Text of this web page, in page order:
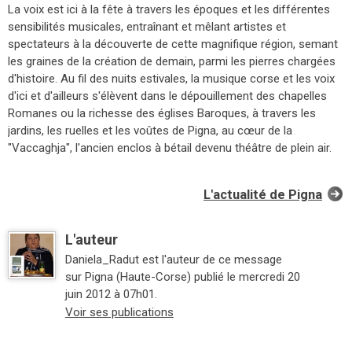
La voix est ici à la fête à travers les époques et les différentes
sensibilités musicales, entraînant et mêlant artistes et
spectateurs à la découverte de cette magnifique région, semant
les graines de la création de demain, parmi les pierres chargées
d'histoire. Au fil des nuits estivales, la musique corse et les voix
d'ici et d'ailleurs s'élèvent dans le dépouillement des chapelles
Romanes ou la richesse des églises Baroques, à travers les
jardins, les ruelles et les voûtes de Pigna, au cœur de la
"Vaccaghja", l'ancien enclos à bétail devenu théâtre de plein air.
L'actualité de Pigna
L'auteur
Daniela_Radut est l'auteur de ce message
sur Pigna (Haute-Corse) publié le mercredi 20
juin 2012 à 07h01.
Voir ses publications